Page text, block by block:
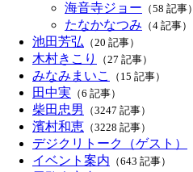
海音寺ジョー （58 記事）
たなかなつみ （4 記事）
池田芳弘 （20 記事）
木村きこり （27 記事）
みなみまいこ （15 記事）
田中実 （6 記事）
柴田忠男 （3247 記事）
濱村和恵 （3228 記事）
デジクリトーク（ゲスト）
イベント案内 （643 記事）